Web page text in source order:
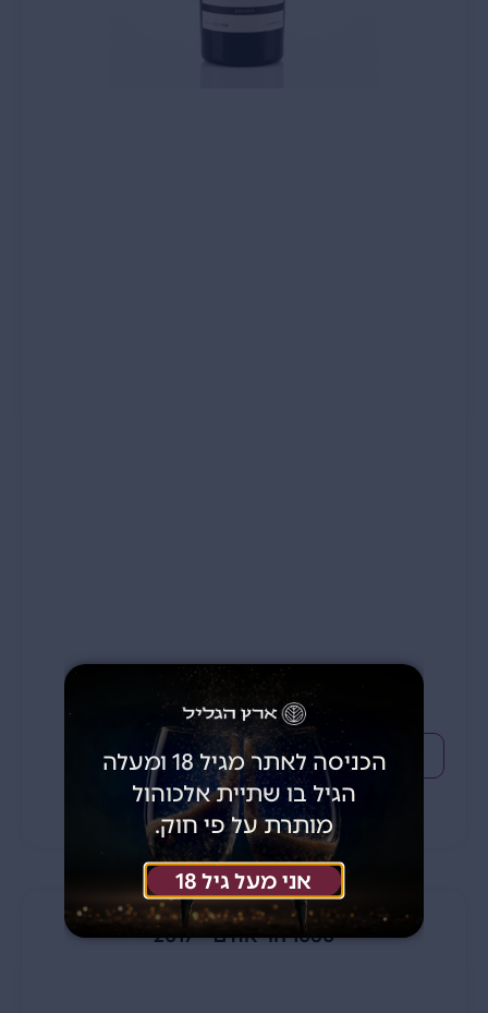
₪ 329
הוספה לסל
1060 הר אודם – 2017
הכניסה לאתר מגיל 18 ומעלה
הגיל בו שתיית אלכוהול
מותרת על פי חוק.
אני מעל גיל 18